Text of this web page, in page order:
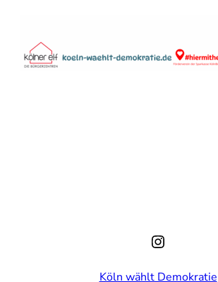
Instagram
Köln wählt Demokratie